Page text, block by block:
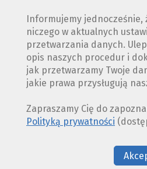
Informujemy jednocześnie,
niczego w aktualnych
przetwarzania danych.
opis naszych procedur i
jak przetwarzamy Twoje
jakie prawa przysługują
Zapraszamy Cię do
Polityką prywatności